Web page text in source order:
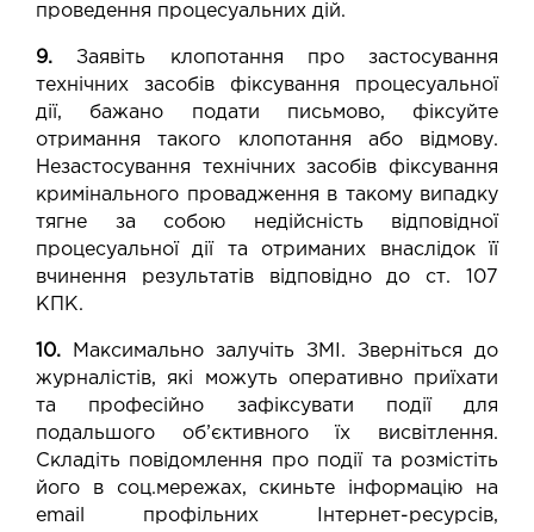
проведення процесуальних дій.
9.Заявіть клопотання про застосування
технічних засобів фіксування процесуальної
дії, бажано подати письмово, фіксуйте
отримання такого клопотання або відмову.
Незастосування технічних засобів фіксування
кримінального провадження в такому випадку
тягне за собою недійсність відповідної
процесуальної дії та отриманих внаслідок її
вчинення результатів відповідно до ст. 107
КПК.
10. Максимально залучіть ЗМІ. Зверніться до
журналістів, які можуть оперативно приїхати
та професійно зафіксувати події для
подальшого об’єктивного їх висвітлення.
Складіть повідомлення про події та розмістіть
його в соц.мережах, скиньте інформацію на
email профільних Інтернет-ресурсів,